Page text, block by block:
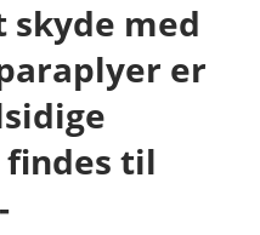
med
er
til